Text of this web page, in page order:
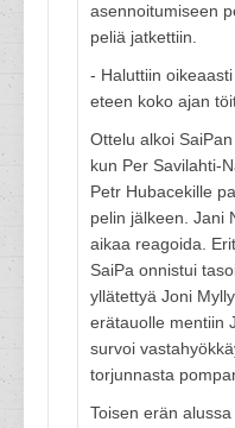
asennoitumiseen
peliä jatkettiin.
- Haluttiin
eteen koko ajan
Ottelu alkoi
kun Per Savilahti-
Petr Hubacekille
pelin jälkeen. Jani
aikaa reagoida.
SaiPa onnistui
yllätettyä Joni
erätauolle mentiin
survoi
torjunnasta
Toisen erän